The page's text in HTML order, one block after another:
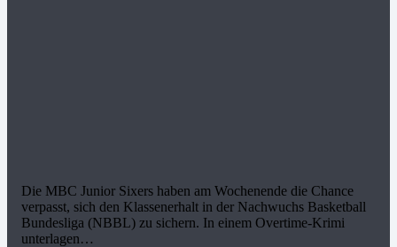
Die MBC Junior Sixers haben am Wochenende die Chance
verpasst, sich den Klassenerhalt in der Nachwuchs Basketball
Bundesliga (NBBL) zu sichern. In einem Overtime-Krimi
unterlagen…